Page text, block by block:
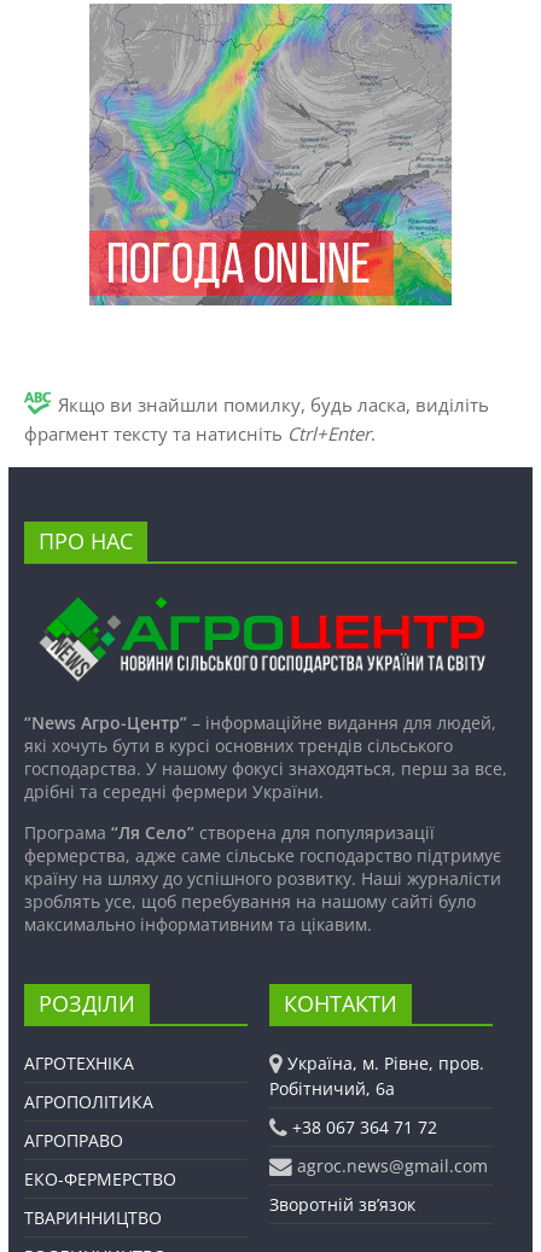
Якщо ви знайшли помилку, будь ласка, виділіть
фрагмент тексту та натисніть Ctrl+Enter.
ПРО НАС
“News Агро-Центр”– інформаційне видання для людей,
які хочуть бути в курсі основних трендів сільського
господарства. У нашому фокусі знаходяться, перш за все,
дрібні та середні фермери України.
Програма “Ля Село”створена для популяризації
фермерства, адже саме сільське господарство підтримує
країну на шляху до успішного розвитку. Наші журналісти
зроблять усе, щоб перебування на нашому сайті було
максимально інформативним та цікавим.
РОЗДІЛИ
АГРОТЕХНІКА
АГРОПОЛІТИКА
АГРОПРАВО
ЕКО-ФЕРМЕРСТВО
ТВАРИННИЦТВО
КОНТАКТИ
Україна, м. Рівне, пров.
Робітничий, 6а
+38 067 364 71 72
agroc.news@gmail.com
Зворотній зв’язок